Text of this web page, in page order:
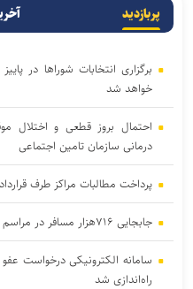
پربازدید
برگزاری انتخابات شوراها در
خواهد شد
احتمال بروز قطعی و اختلال
درمانی سازمان تامین اجتماعی
پرداخت مطالبات مراکز طرف
جابجایی ۷۱۶هزار مسافر در مراسم جاماندگان اربعین
سامانه الکترونیکی درخواست
راه‌اندازی شد